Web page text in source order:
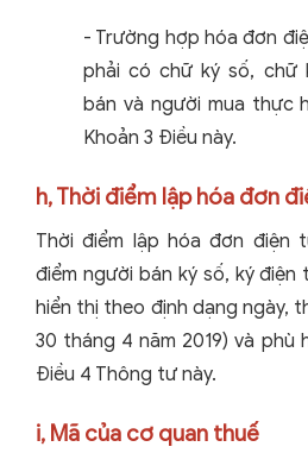
- Trường hợp hóa đơn
phải có chữ ký số, chữ
bán và người mua thực
Khoản 3 Điều này.
h, Thời điểm lập hóa đơn
Thời điểm lập hóa đơn điện
điểm người bán ký số, ký
hiển thị theo định dạng ngày,
30 tháng 4 năm 2019) và phù
Điều 4 Thông tư này.
i, Mã của cơ quan thuế